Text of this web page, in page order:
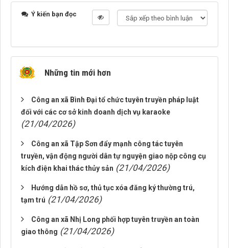
Ý kiến bạn đọc
Những tin mới hơn
Công an xã Bình Đại tổ chức tuyên truyền pháp luật
đối với các cơ sở kinh doanh dịch vụ karaoke
(21/04/2026)
Công an xã Tập Sơn đẩy mạnh công tác tuyên
truyền, vận động người dân tự nguyện giao nộp công cụ
kích điện khai thác thủy sản (21/04/2026)
Hướng dẫn hồ sơ, thủ tục xóa đăng ký thường trú,
tạm trú (21/04/2026)
Công an xã Nhị Long phối hợp tuyên truyền an toàn
giao thông (21/04/2026)